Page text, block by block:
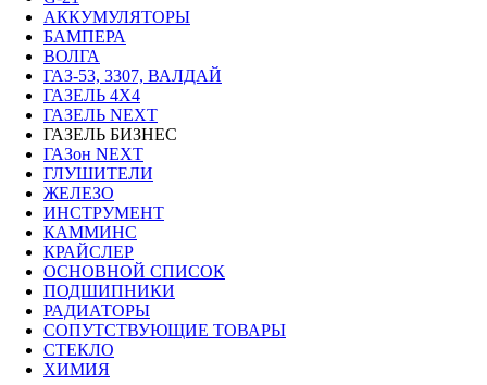
АККУМУЛЯТОРЫ
БАМПЕРА
ВОЛГА
ГАЗ-53, 3307, ВАЛДАЙ
ГАЗЕЛЬ 4Х4
ГАЗЕЛЬ NEXT
ГАЗЕЛЬ БИЗНЕС
ГАЗон NEXT
ГЛУШИТЕЛИ
ЖЕЛЕЗО
ИНСТРУМЕНТ
КАММИНС
КРАЙСЛЕР
ОСНОВНОЙ СПИСОК
ПОДШИПНИКИ
РАДИАТОРЫ
СОПУТСТВУЮЩИЕ ТОВАРЫ
СТЕКЛО
ХИМИЯ